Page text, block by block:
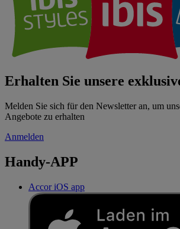
Erhalten Sie unsere
Melden Sie sich für den Newsletter an, um
Angebote zu erhalten
Anmelden
Handy-APP
Accor iOS app